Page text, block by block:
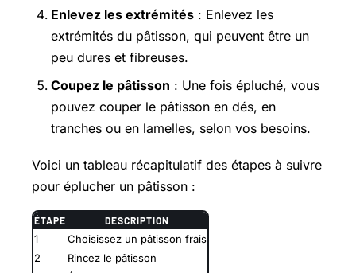
Enlevez les extrémités : Enlevez les
extrémités du pâtisson, qui peuvent être un
peu dures et fibreuses.
Coupez le pâtisson : Une fois épluché, vous
pouvez couper le pâtisson en dés, en
tranches ou en lamelles, selon vos besoins.
Voici un tableau récapitulatif des étapes à suivre
pour éplucher un pâtisson :
ÉTAPE DESCRIPTION
1
Choisissez un pâtisson frais
2
Rincez le pâtisson